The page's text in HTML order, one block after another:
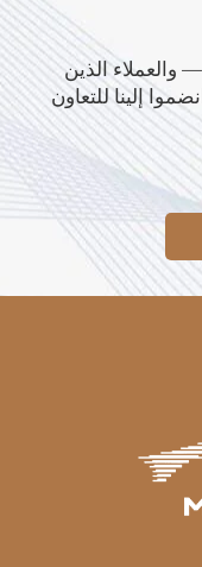
والعملاء الذين
إلينا للتعاون